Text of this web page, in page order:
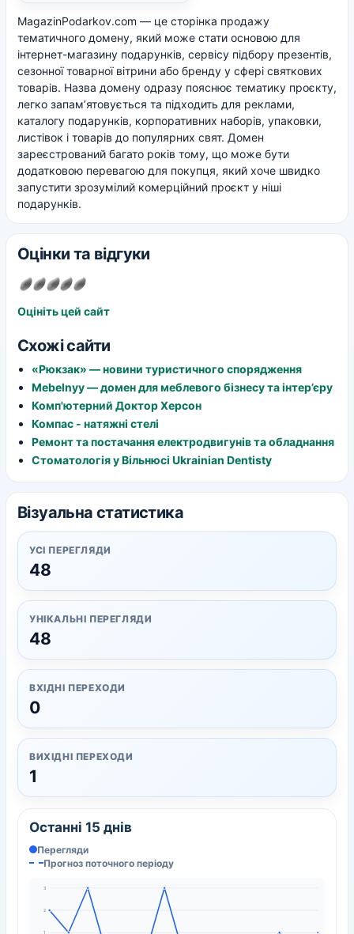
MagazinPodarkov.com — це сторінка продажу
тематичного домену, який може стати основою для
інтернет-магазину подарунків, сервісу підбору презентів,
сезонної товарної вітрини або бренду у сфері святкових
товарів. Назва домену одразу пояснює тематику проєкту,
легко запам’ятовується та підходить для реклами,
каталогу подарунків, корпоративних наборів, упаковки,
листівок і товарів до популярних свят. Домен
зареєстрований багато років тому, що може бути
додатковою перевагою для покупця, який хоче швидко
запустити зрозумілий комерційний проєкт у ніші
подарунків.
Оцінки та відгуки
Оцініть цей сайт
Схожі сайти
«Рюкзак» — новини туристичного спорядження
Mebelnyy — домен для меблевого бізнесу та інтер’єру
Комп'ютерний Доктор Херсон
Компас - натяжні стелі
Ремонт та постачання електродвигунів та обладнання
Стоматологія у Вільнюсі Ukrainian Dentisty
Візуальна статистика
УСІ ПЕРЕГЛЯДИ
48
УНІКАЛЬНІ ПЕРЕГЛЯДИ
48
ВХІДНІ ПЕРЕХОДИ
0
ВИХІДНІ ПЕРЕХОДИ
1
Останні 15 днів
Перегляди
Прогноз поточного періоду
3
2
1